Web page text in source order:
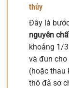
thủy
Đây là
nguyên
khoảng 1/
và đun
(hoặc thau
thô đã sơ